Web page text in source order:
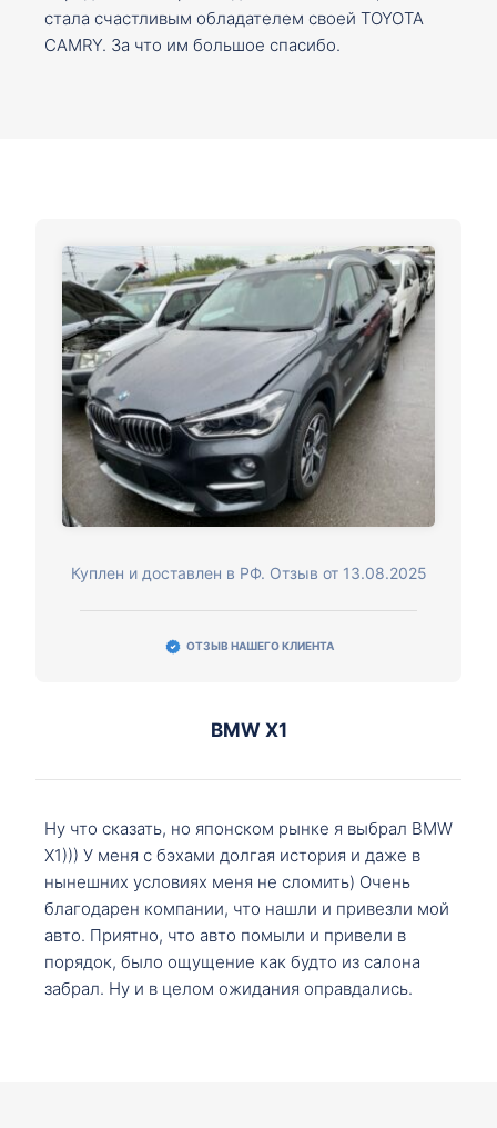
стала счастливым обладателем своей TOYOTA
CAMRY. За что им большое спасибо.
Куплен и доставлен в РФ. Отзыв от 13.08.2025
ОТЗЫВ НАШЕГО КЛИЕНТА
BMW X1
Ну что сказать, но японском рынке я выбрал BMW
X1))) У меня с бэхами долгая история и даже в
нынешних условиях меня не сломить) Очень
благодарен компании, что нашли и привезли мой
авто. Приятно, что авто помыли и привели в
порядок, было ощущение как будто из салона
забрал. Ну и в целом ожидания оправдались.